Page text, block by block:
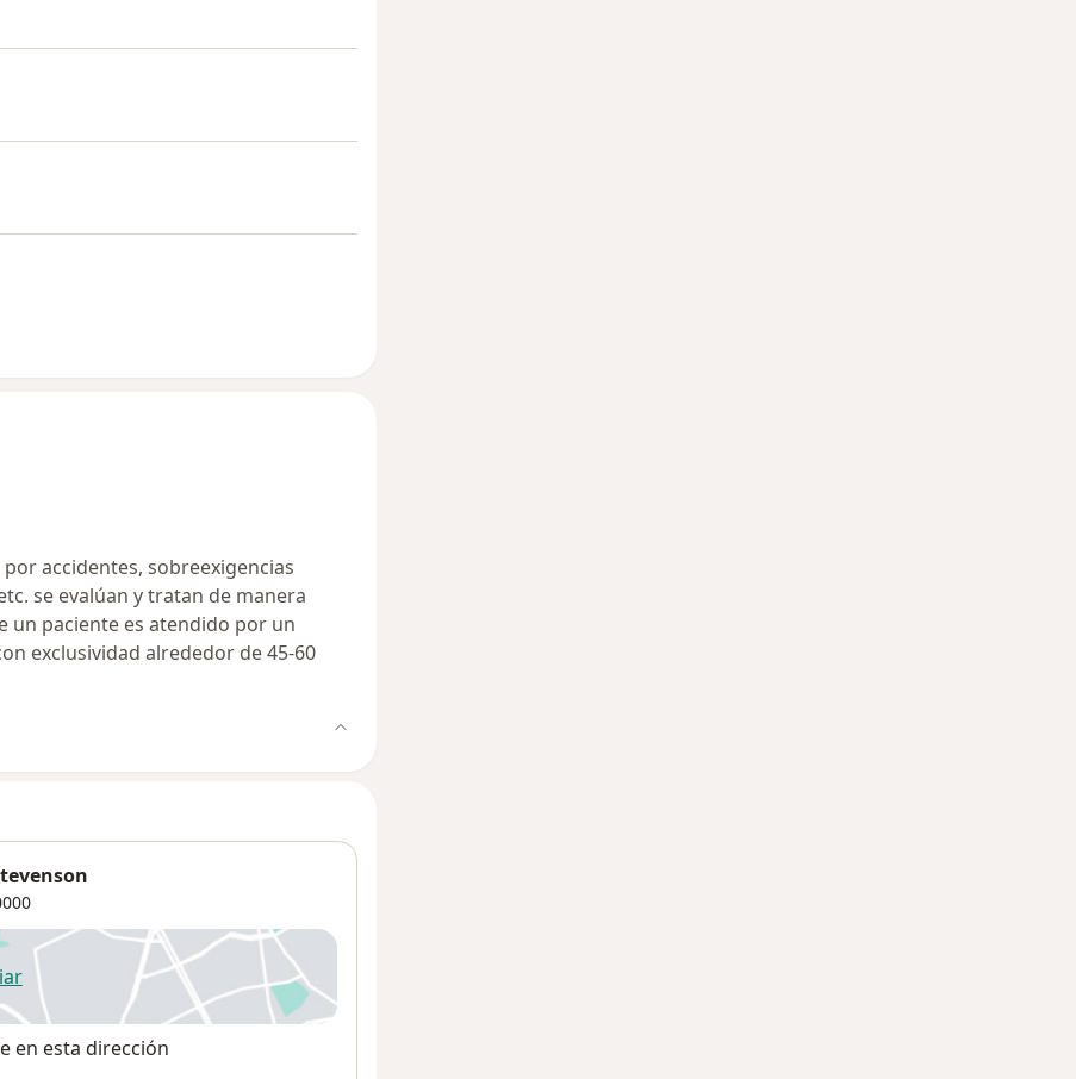
accidentes, sobreexigencias
se evalúan y tratan de manera
un paciente es atendido por un
exclusividad alrededor de 45-60
abre en una nueva pestaña
en esta dirección